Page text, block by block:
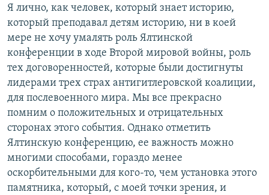
Я лично, как человек, который знает историю,
который преподавал детям историю, ни в коей
мере не хочу умалять роль Ялтинской
конференции в ходе Второй мировой войны, роль
тех договоренностей, которые были достигнуты
лидерами трех страх антигитлеровской коалиции,
для послевоенного мира. Мы все прекрасно
помним о положительных и отрицательных
сторонах этого события. Однако отметить
Ялтинскую конференцию, ее важность можно
многими способами, гораздо менее
оскорбительными для кого-то, чем установка этого
памятника, который, с моей точки зрения, и